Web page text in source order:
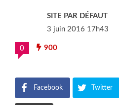
SITE PAR DÉFAUT
3 juin 2016 17h43
0 900
Facebook Twitter